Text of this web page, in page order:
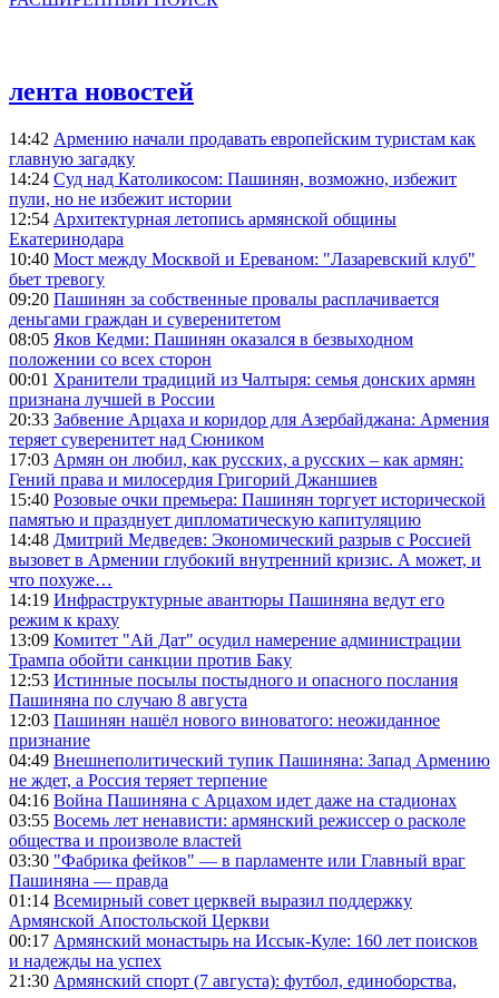
лента новостей
14:42 Армению начали продавать европейским туристам как
главную загадку
14:24 Суд над Католикосом: Пашинян, возможно, избежит
пули, но не избежит истории
12:54 Архитектурная летопись армянской общины
Екатеринодара
10:40 Мост между Москвой и Ереваном: "Лазаревский клуб"
бьет тревогу
09:20 Пашинян за собственные провалы расплачивается
деньгами граждан и суверенитетом
08:05 Яков Кедми: Пашинян оказался в безвыходном
положении со всех сторон
00:01 Хранители традиций из Чалтыря: семья донских армян
признана лучшей в России
20:33 Забвение Арцаха и коридор для Азербайджана: Армения
теряет суверенитет над Сюником
17:03 Армян он любил, как русских, а русских – как армян:
Гений права и милосердия Григорий Джаншиев
15:40 Розовые очки премьера: Пашинян торгует исторической
памятью и празднует дипломатическую капитуляцию
14:48 Дмитрий Медведев: Экономический разрыв с Россией
вызовет в Армении глубокий внутренний кризис. А может, и
что похуже…
14:19 Инфраструктурные авантюры Пашиняна ведут его
режим к краху
13:09 Комитет "Ай Дат" осудил намерение администрации
Трампа обойти санкции против Баку
12:53 Истинные посылы постыдного и опасного послания
Пашиняна по случаю 8 августа
12:03 Пашинян нашёл нового виноватого: неожиданное
признание
04:49 Внешнеполитический тупик Пашиняна: Запад Армению
не ждет, а Россия теряет терпение
04:16 Война Пашиняна с Арцахом идет даже на стадионах
03:55 Восемь лет ненависти: армянский режиссер о расколе
общества и произволе властей
03:30 "Фабрика фейков" — в парламенте или Главный враг
Пашиняна — правда
01:14 Всемирный совет церквей выразил поддержку
Армянской Апостольской Церкви
00:17 Армянский монастырь на Иссык-Куле: 160 лет поисков
и надежды на успех
21:30 Армянский спорт (7 августа): футбол, единоборства,